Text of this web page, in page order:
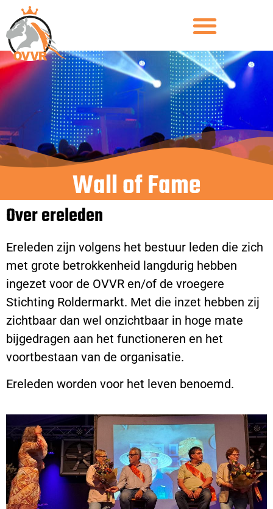
Wall of Fame
Over ereleden
Ereleden zijn volgens het bestuur leden die zich
met grote betrokkenheid langdurig hebben
ingezet voor de OVVR en/of de vroegere
Stichting Roldermarkt. Met die inzet hebben zij
zichtbaar dan wel onzichtbaar in hoge mate
bijgedragen aan het functioneren en het
voortbestaan van de organisatie.
Ereleden worden voor het leven benoemd.